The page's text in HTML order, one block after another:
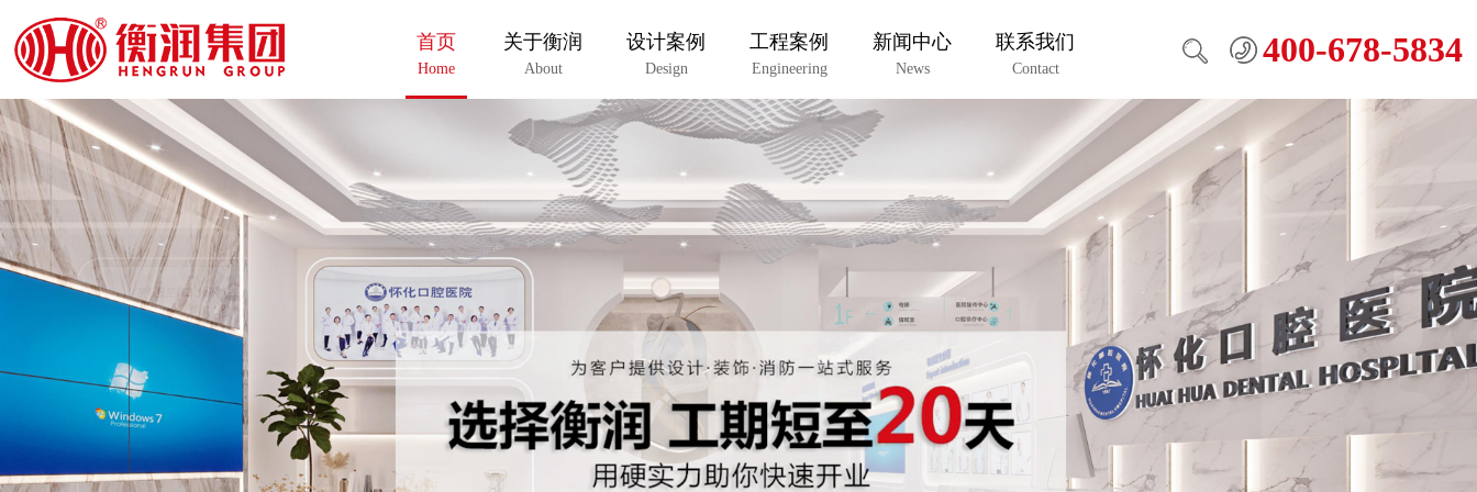
首页
Home
关于衡润
About
设计案例
Design
工程案例
Engineering
新闻中心
News
联系我们
Contact 400-678-5834